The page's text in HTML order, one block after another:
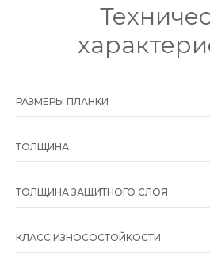
РАЗМЕРЫ ПЛАНКИ
ТОЛЩИНА
ТОЛЩИНА ЗАЩИТНОГО СЛОЯ
КЛАСС ИЗНОСОСТОЙКОСТИ